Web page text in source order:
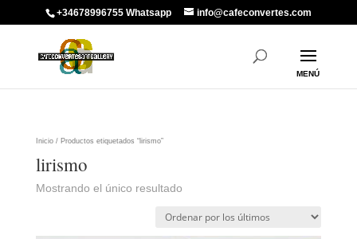
+34678996755 Whatsapp info@cafeconvertes.com
Inicio/ Productos etiquetados “lirismo”
lirismo
Mostrando el único resultado